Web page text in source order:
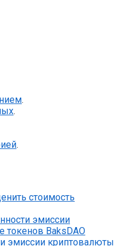
.
.
.
стоимость
эмиссии
токенов BaksDAO
эмиссии криптовалюты